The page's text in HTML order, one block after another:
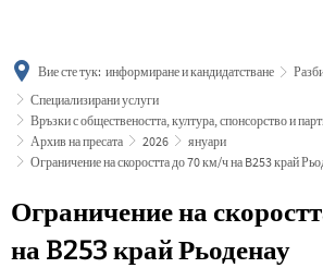
Вие сте тук: информиране и кандидатстване
Специализирани услуги
Връзки с обществеността, култура, спонсорство и
Архив на пресата
2026
януари
Ограничение на скоростта до 70 км/ч на B253 край
Ограничение на
на B253 край Рьоденау